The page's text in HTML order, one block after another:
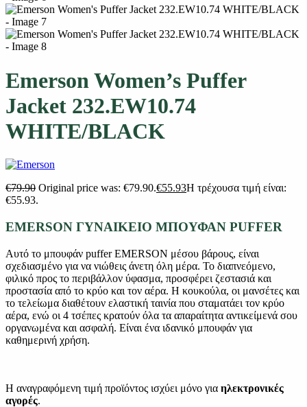
Emerson Women’s Puffer
Jacket 232.EW10.74
WHITE/BLACK
€79.90 Original price was: €79.90.€55.93Η τρέχουσα τιμή είναι:
€55.93.
EMERSON ΓΥΝΑΙΚΕΙΟ ΜΠΟΥΦΑΝ PUFFER
Αυτό το μπουφάν puffer EMERSON μέσου βάρους, είναι
σχεδιασμένο για να νιώθεις άνετη όλη μέρα. Το διαπνεόμενο,
φιλικό προς το περιβάλλον ύφασμα, προσφέρει ζεστασιά και
προστασία από το κρύο και τον αέρα. Η κουκούλα, οι μανσέτες και
το τελείωμα διαθέτουν ελαστική ταινία που σταματάει τον κρύο
αέρα, ενώ οι 4 τσέπες κρατούν όλα τα απαραίτητα αντικείμενά σου
οργανωμένα και ασφαλή. Είναι ένα ιδανικό μπουφάν για
καθημερινή χρήση.
Η αναγραφόμενη τιμή προϊόντος ισχύει μόνο για ηλεκτρονικές
αγορές.